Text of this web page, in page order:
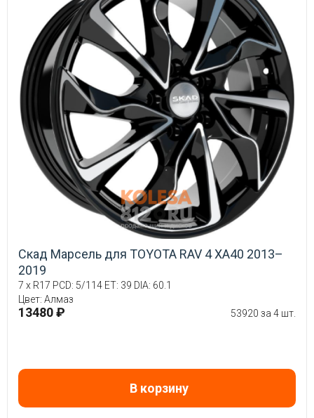
Скад Марсель для TOYOTA RAV 4 XA40 2013–
2019
7 x R17 PCD: 5/114 ET: 39 DIA: 60.1
Цвет: Алмаз
13480 ₽ 53920 за 4 шт.
В корзину